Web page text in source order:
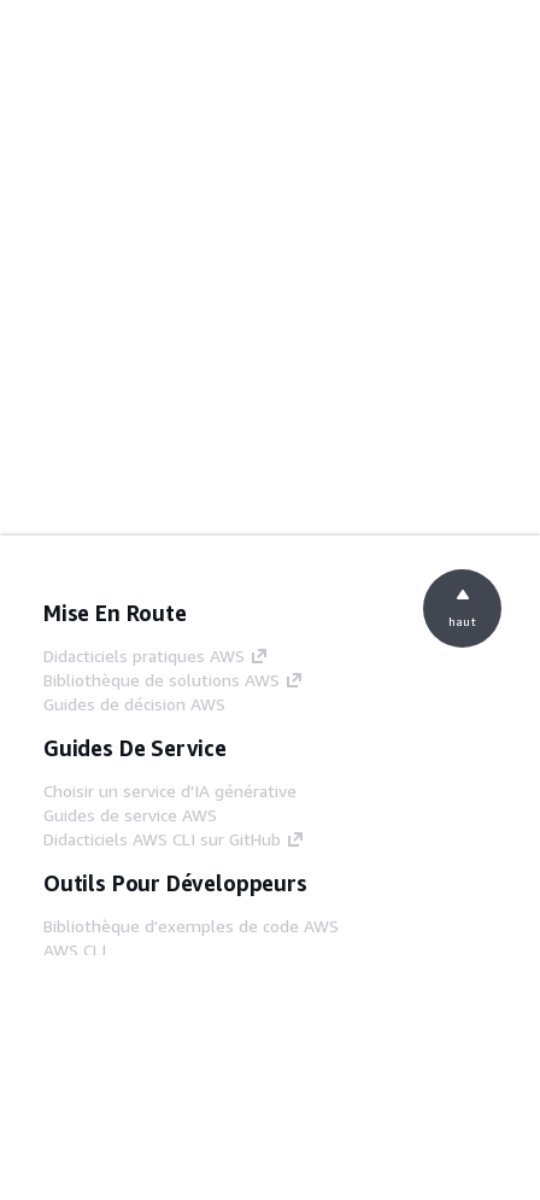
Mise En Route
Didacticiels pratiques AWS
Bibliothèque de solutions AWS
Guides de décision AWS
Guides De Service
Choisir un service d'IA générative
Guides de service AWS
Didacticiels AWS CLI sur GitHub
Outils Pour Développeurs
Bibliothèque d'exemples de code AWS
AWS CLI
haut